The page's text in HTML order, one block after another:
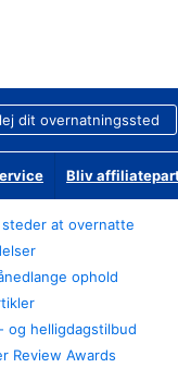
dit overnatningssted
Bliv
steder at overnatte
ophold
og helligdagstilbud
Review Awards